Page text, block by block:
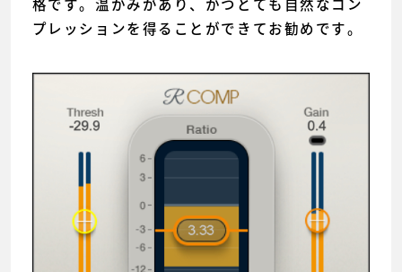
プレッションを得ることができてお勧めです。